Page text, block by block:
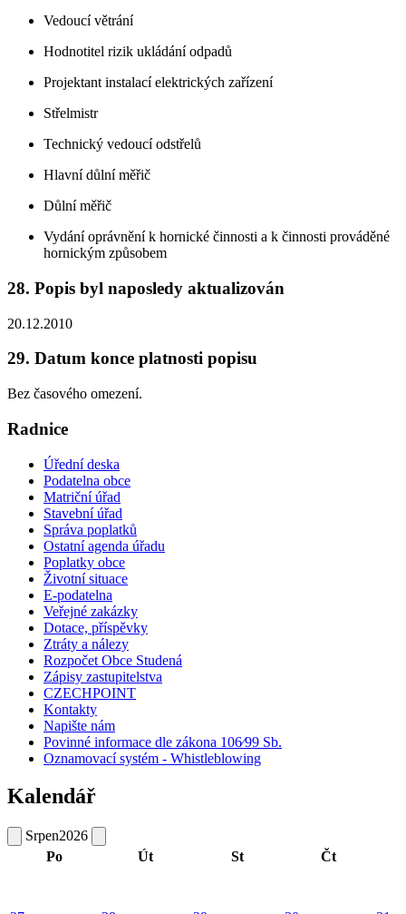
Vedoucí větrání
Hodnotitel rizik ukládání odpadů
Projektant instalací elektrických zařízení
Střelmistr
Technický vedoucí odstřelů
Hlavní důlní měřič
Důlní měřič
Vydání oprávnění k hornické činnosti a k činnosti prováděné
hornickým způsobem
28. Popis byl naposledy aktualizován
20.12.2010
29. Datum konce platnosti popisu
Bez časového omezení.
Radnice
Úřední deska
Podatelna obce
Matriční úřad
Stavební úřad
Správa poplatků
Ostatní agenda úřadu
Poplatky obce
Životní situace
E-podatelna
Veřejné zakázky
Dotace, příspěvky
Ztráty a nálezy
Rozpočet Obce Studená
Zápisy zastupitelstva
CZECHPOINT
Kontakty
Napište nám
Povinné informace dle zákona 106⁄99 Sb.
Oznamovací systém - Whistleblowing
Kalendář
Srpen2026
Po
Út St Čt